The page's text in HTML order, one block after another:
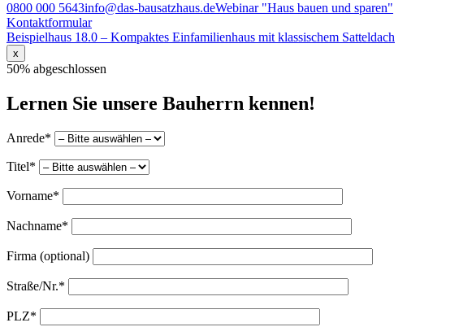
0800 000 5643info@das-bausatzhaus.deWebinar "Haus bauen und sparen"
Kontaktformular
Beitragsnavigation
Beispielhaus 18.0 – Kompaktes Einfamilienhaus mit klassischem Satteldach
x
50% abgeschlossen
Lernen Sie unsere Bauherrn kennen!
Anrede*
Titel*
Vorname*
Nachname*
Firma (optional)
Straße/Nr.*
PLZ*